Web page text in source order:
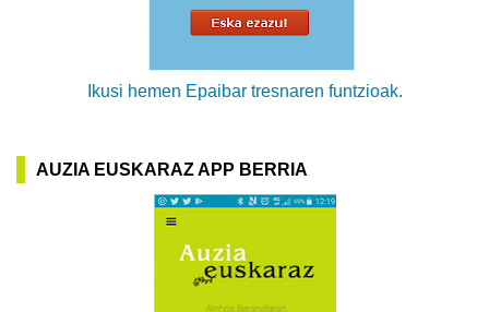
Ikusi hemen Epaibar tresnaren funtzioak.
AUZIA EUSKARAZ APP BERRIA